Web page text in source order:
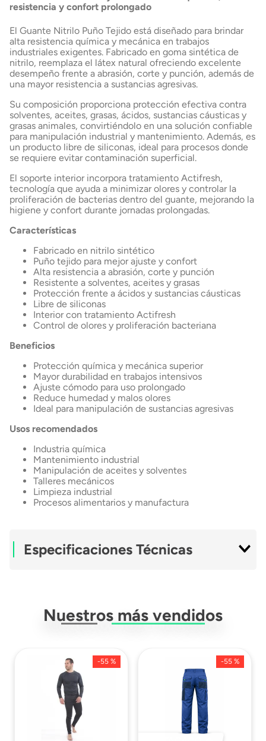
resistencia y confort prolongado
El Guante Nitrilo Puño Tejido está diseñado para brindar
alta resistencia química y mecánica en trabajos
industriales exigentes. Fabricado en goma sintética de
nitrilo, reemplaza el látex natural ofreciendo excelente
desempeño frente a abrasión, corte y punción, además de
una mayor resistencia a sustancias agresivas.
Su composición proporciona protección efectiva contra
solventes, aceites, grasas, ácidos, sustancias cáusticas y
grasas animales, convirtiéndolo en una solución confiable
para manipulación industrial y mantenimiento. Además, es
un producto libre de siliconas, ideal para procesos donde
se requiere evitar contaminación superficial.
El soporte interior incorpora tratamiento Actifresh,
tecnología que ayuda a minimizar olores y controlar la
proliferación de bacterias dentro del guante, mejorando la
higiene y confort durante jornadas prolongadas.
Características
Fabricado en nitrilo sintético
Puño tejido para mejor ajuste y confort
Alta resistencia a abrasión, corte y punción
Resistente a solventes, aceites y grasas
Protección frente a ácidos y sustancias cáusticas
Libre de siliconas
Interior con tratamiento Actifresh
Control de olores y proliferación bacteriana
Beneficios
Protección química y mecánica superior
Mayor durabilidad en trabajos intensivos
Ajuste cómodo para uso prolongado
Reduce humedad y malos olores
Ideal para manipulación de sustancias agresivas
Usos recomendados
Industria química
Mantenimiento industrial
Manipulación de aceites y solventes
Talleres mecánicos
Limpieza industrial
Procesos alimentarios y manufactura
Especificaciones Técnicas
Material Tejido
Ficha Técnica
Descargar Ficha
Nuestros más vendidos
-55 % -55 %